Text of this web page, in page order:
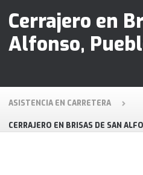
Cerrajero en
Alfonso,
ASISTENCIA EN CARRETERA
CERRAJERO EN BRISAS DE SAN